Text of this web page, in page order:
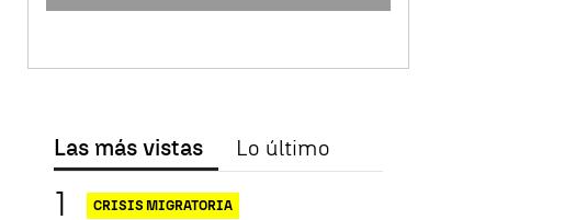
Las más vistas Lo último
CRISIS MIGRATORIA